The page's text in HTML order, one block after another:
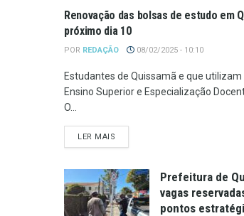
Renovação das bolsas de estudo em
próximo dia 10
POR REDAÇÃO 08/02/2025 - 10:10
Estudantes de Quissamã e que
Ensino Superior e Especialização
O...
LER MAIS
Prefeitura de
vagas
pontos